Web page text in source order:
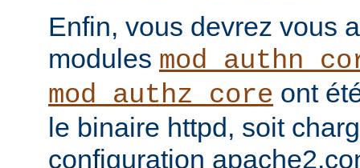
Enfin, vous devrez vous
modules
mod_authz_core ont
le binaire httpd, soit
configuration